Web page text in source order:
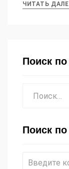
ЧИТАТЬ
Поиск по
Поиск по